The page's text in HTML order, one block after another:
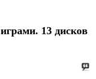
13 дисков